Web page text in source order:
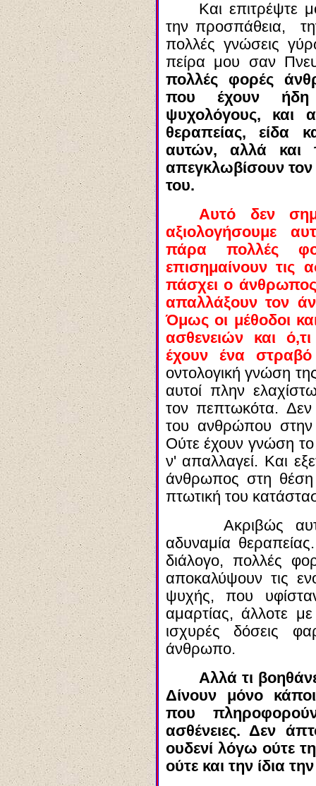
Και επιτρέψτε
την προσπάθεια,
πολλές γνώσεις
πείρα μου σαν
πολλές φορές
που έχουν ήδη
ψυχολόγους, και
θεραπείας, είδα
αυτών, αλλά
απεγκλωβίσουν
του.
Αυτό δεν
αξιολογήσουμε
πάρα πολλές
επισημαίνουν τις
πάσχει ο
απαλλάξουν τον
Όμως οι μέθοδοι
ασθενειών και
έχουν ένα στραβό
οντολογική γνώση
αυτοί πλην
τονπεπτωκότα. Δεν
του ανθρώπου
Ούτε έχουν γνώση
ν' απαλλαγεί. Και
άνθρωπος στη θέση
πτωτική του
Aκριβώς
αδυναμία θεραπείας.
διάλογο, πολλές
αποκαλύψουν τις
ψυχής, που
αμαρτίας, άλλοτε
ισχυρές δόσεις
άνθρωπο.
Αλλά τι
Δίνουν μόνο
που
ασθένειες. Δεν
ουδενίλόγω ούτε
ούτε και την ίδια